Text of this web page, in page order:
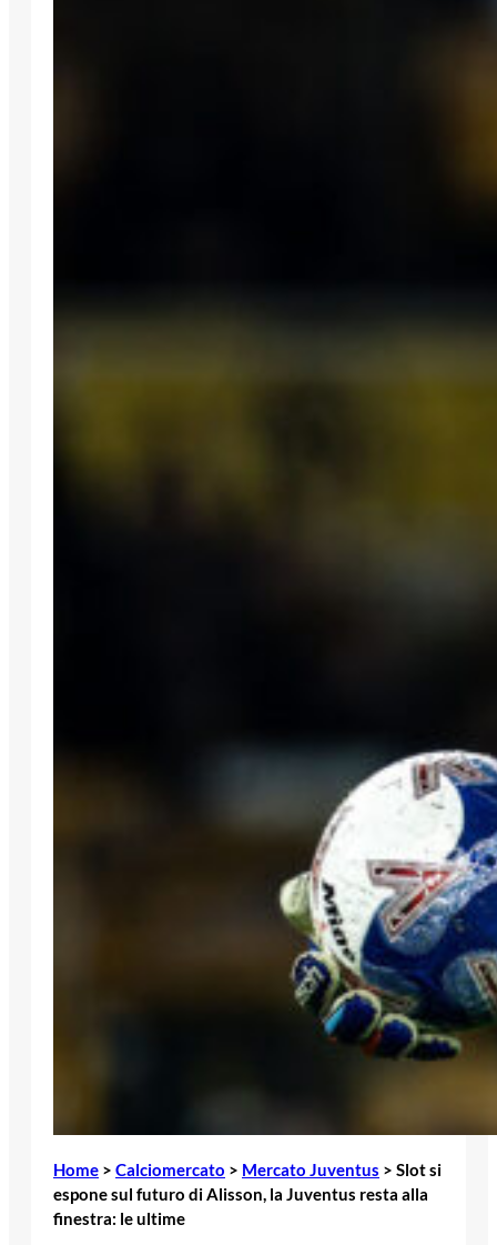
Home > Calciomercato > Mercato Juventus > Slot si
espone sul futuro di Alisson, la Juventus resta alla
finestra: le ultime